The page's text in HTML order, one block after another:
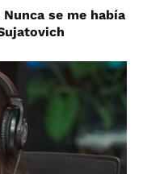
se me había